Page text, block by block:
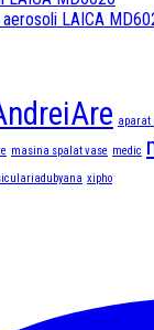
LAICA
aparat
masina spalat vase medic
xipho